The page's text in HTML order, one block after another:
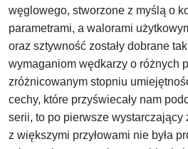
węglowego, stworzone z myślą o
parametrami, a walorami
oraz sztywność zostały dobrane
wymaganiom wędkarzy o różnych
zróżnicowanym stopniu
cechy, które przyświecały nam
serii, to po pierwsze wystarczający
z większymi przyłowami nie była